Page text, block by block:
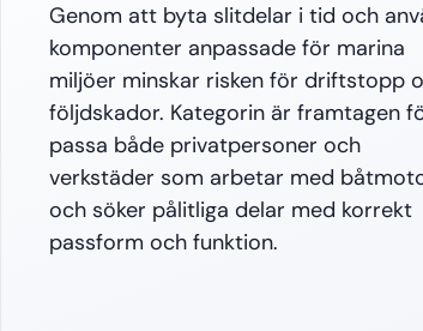
Genom att byta slitdelar i tid och
komponenter anpassade för marina
miljöer minskar risken för driftstopp
följdskador. Kategorin är framtagen
passa både privatpersoner och
verkstäder som arbetar med
och söker pålitliga delar med korrekt
passform och funktion.